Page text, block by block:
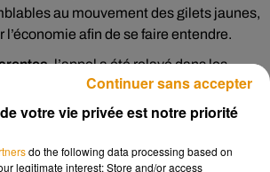
au mouvement des gilets jaunes,
l’économie afin de se faire entendre.
, l’appel a été relayé dans les
Niort ou encore Châtellerault. Les
donc fortement impactés. A Niort,
scolaires ne proposeront
votre vie privée est notre priorité
do the following data processing based on
legitimate interest: Store and/or access
Continuer sans accepter